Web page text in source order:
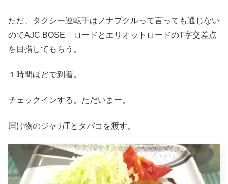
ただ、タクシー運転手はノナプクルって言っても通じない
のでAJC BOSE ロードとエリオットロードのT字交差点
を目指してもらう。
１時間ほどで到着。
チェックインする。ただいまー。
届け物のジャガTとタバコを渡す。